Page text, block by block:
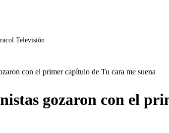
Televisión
con el primer capítulo de Tu cara me suena
gozaron con el